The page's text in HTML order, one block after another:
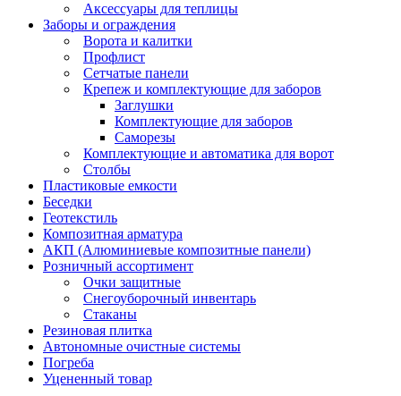
Аксессуары для теплицы
Заборы и ограждения
Ворота и калитки
Профлист
Сетчатые панели
Крепеж и комплектующие для заборов
Заглушки
Комплектующие для заборов
Саморезы
Комплектующие и автоматика для ворот
Столбы
Пластиковые емкости
Беседки
Геотекстиль
Композитная арматура
АКП (Алюминиевые композитные панели)
Розничный ассортимент
Очки защитные
Снегоуборочный инвентарь
Стаканы
Резиновая плитка
Автономные очистные системы
Погреба
Уцененный товар